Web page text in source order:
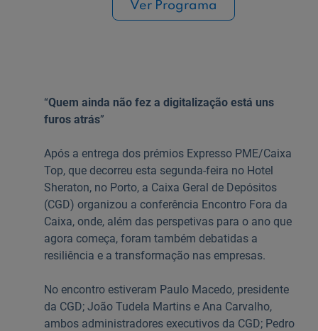
Ver Programa
“Quem ainda não fez a digitalização está uns
furos atrás”
Após a entrega dos prémios Expresso PME/Caixa
Top, que decorreu esta segunda-feira no Hotel
Sheraton, no Porto, a Caixa Geral de Depósitos
(CGD) organizou a conferência Encontro Fora da
Caixa, onde, além das perspetivas para o ano que
agora começa, foram também debatidas a
resiliência e a transformação nas empresas.
No encontro estiveram Paulo Macedo, presidente
da CGD; João Tudela Martins e Ana Carvalho,
ambos administradores executivos da CGD; Pedro